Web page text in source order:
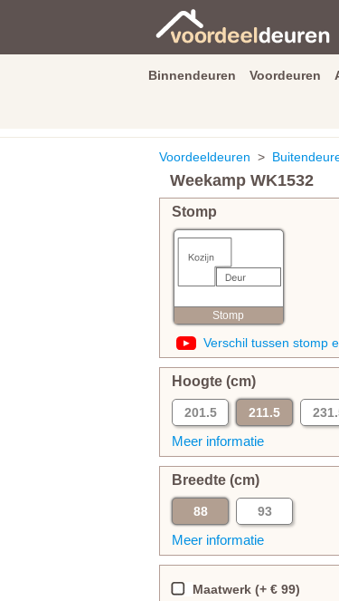
Binnendeuren Voordeuren
Voordeeldeuren >
Weekamp WK1532
Stomp
Stomp
Verschil tussen stomp
Hoogte (cm)
201.5 211.5
Meer informatie
Breedte (cm)
88
93
Meer informatie
Maatwerk (+ € 99)